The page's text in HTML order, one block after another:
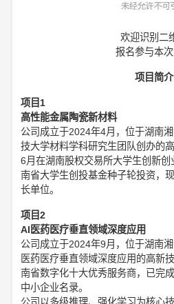
欢迎识别二
报名参与本
项目简介
项目1
高性能金属陶瓷新材料
公司成立于2024年4月，位于湖南
技大学材料学科研究生团队创办的
6月在湖南股权交易所大学生创新
南省大学生创投基金种子轮投资，
长单位。
项目2
AI医药医疗垂直领域深度应用
公司成立于2024年9月，位于湖南
医药医疗垂直领域深度应用的高新
南省数字化十大优秀服务商，已完
中小企业名录。
公司以多级推理、强化学习为核心